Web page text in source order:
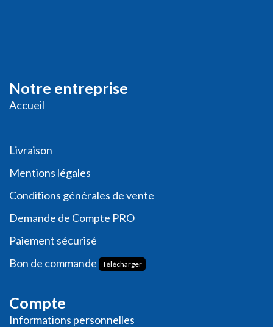
Notre entreprise
Accueil
Livraison
Mentions légales
Conditions générales de vente
Demande de Compte PRO
Paiement sécurisé
Bon de commande
Télécharger
Compte
Informations personnelles